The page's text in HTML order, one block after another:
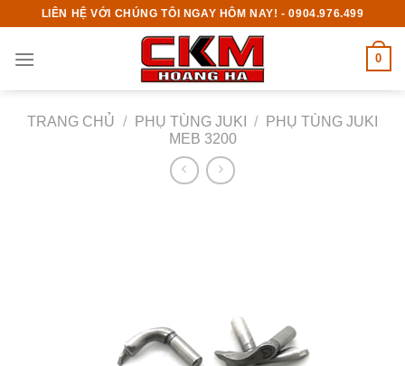
content
LIÊN HỆ VỚI CHÚNG TÔI NGAY HÔM NAY! - 0904.976.499
0
TRANG CHỦ / PHỤ TÙNG JUKI /
PHỤ TÙNG JUKI
MEB 3200